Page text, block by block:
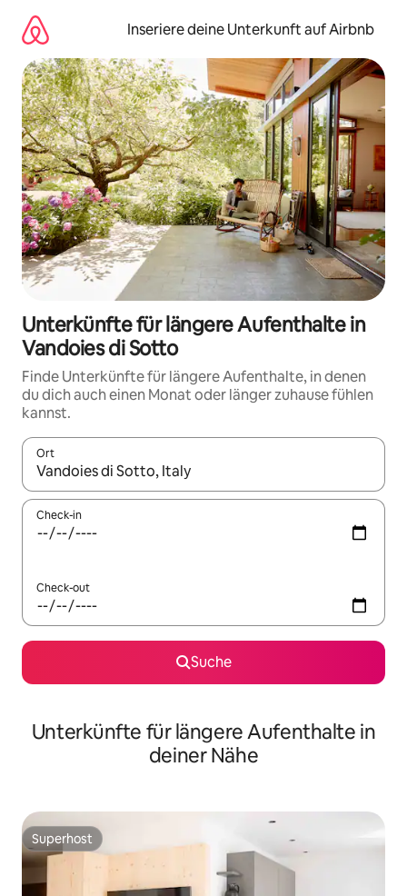
Inhalten
springen
Inseriere deine Unterkunft auf Airbnb
Unterkünfte für längere Aufenthalte in
Vandoies di Sotto
Finde Unterkünfte für längere Aufenthalte, in denen
du dich auch einen Monat oder länger zuhause fühlen
kannst.
Ort
Wenn Ergebnisse verfügbar sind, navigiere mit den
Check-in
Check-out
Suche
Unterkünfte für längere Aufenthalte in
deiner Nähe
Superhost
Superhost